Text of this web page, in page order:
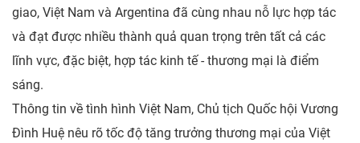
giao, Việt Nam và Argentina đã cùng nhau nỗ lực hợp tác
và đạt được nhiều thành quả quan trọng trên tất cả các
lĩnh vực, đặc biệt, hợp tác kinh tế - thương mại là điểm
sáng.
Thông tin về tình hình Việt Nam, Chủ tịch Quốc hội Vương
Đình Huệ nêu rõ tốc độ tăng trưởng thương mại của Việt